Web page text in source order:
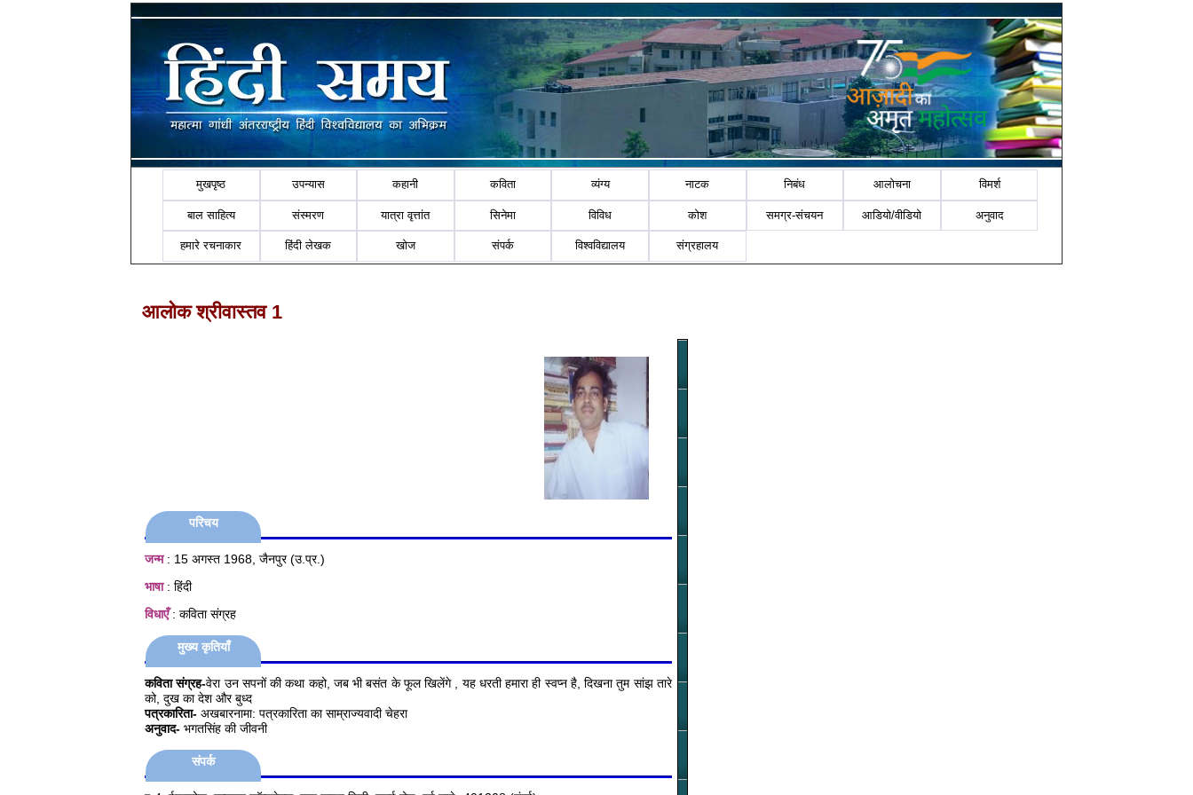
मुखपृष्ठ उपन्यास कहानी कविता व्यंग्य नाटक निबंध आलोचना विमर्श
बाल साहित्य संस्मरण यात्रा वृत्तांत सिनेमा विविध कोश समग्र-संचयन आडियो/वीडियो अनुवाद
हमारे रचनाकार हिंदी लेखक खोज संपर्क विश्वविद्यालय संग्रहालय
आलोक श्रीवास्तव 1
परिचय
जन्म: 15 अगस्त 1968, जैनपुर (उ.प्र.)
भाषा: हिंदी
विधाएँ: कविता संग्रह
मुख्य कृतियाँ
कविता संग्रह-वेरा उन सपनों की कथा कहो, जब भी बसंत के फूल खिलेंगे , यह धरती हमारा ही स्वप्न है, दिखना तुम सांझ तारे
को, दुख का देश और बुध्द
पत्रकारिता- अखबारनामा: पत्रकारिता का साम्राज्यवादी चेहरा
अनुवाद- भगतसिंह की जीवनी
संपर्क